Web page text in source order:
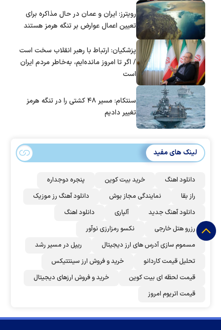
رویترز: ایران و عمان در حال مذاکره برای
تعیین اعمال عوارض بر تنگه هرمز هستند
پزشکیان: ارتباط با رهبر انقلاب سخت است
/ اگر تا امروز مانده‌ایم، به‌خاطر مردم ایران
است
سنتکام: مسیر ۴۸ کشتی را در تنگه هرمز
تغییر دادیم
لینک های مفید
دانلود اهنگ خرید بیت کوین
پنجره دوجداره
راز بقا
نمایندگی مجاز بوش
دانلود آهنگ رز‌ موزیک
دانلود آهنگ جدید
آلپاری
دانلود اهنگ
رزرو هتل خارجی
نکسو رمزارزی نوآور
مسموم سازی آدرس های ارز دیجیتال
ریپل در مسیر رشد
تحلیل قیمت کاردانو
خرید و فروش ارز سینتتیکس
قیمت لحظه ای بیت کوین
خرید و فروش ارزهای دیجیتال
قیمت اتریوم امروز